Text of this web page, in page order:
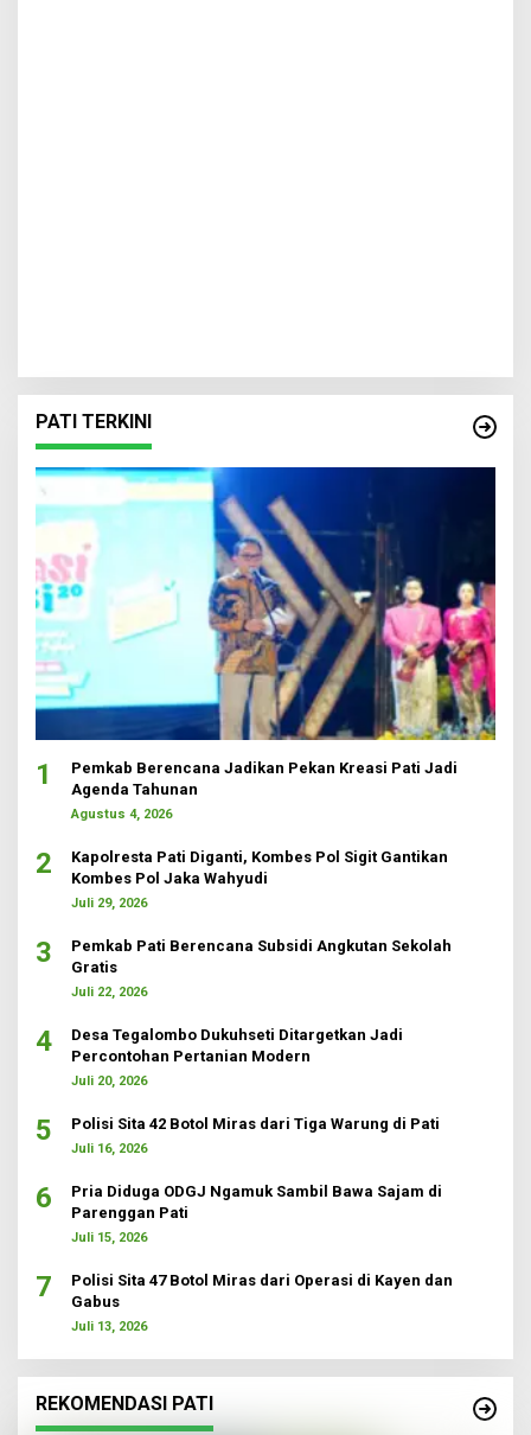
PATI TERKINI
1
Pemkab Berencana Jadikan Pekan Kreasi Pati Jadi
Agenda Tahunan
Agustus 4, 2026
2
Kapolresta Pati Diganti, Kombes Pol Sigit Gantikan
Kombes Pol Jaka Wahyudi
Juli 29, 2026
3
Pemkab Pati Berencana Subsidi Angkutan Sekolah
Gratis
Juli 22, 2026
4
Desa Tegalombo Dukuhseti Ditargetkan Jadi
Percontohan Pertanian Modern
Juli 20, 2026
5 Polisi Sita 42 Botol Miras dari Tiga Warung di Pati
Juli 16, 2026
6
Pria Diduga ODGJ Ngamuk Sambil Bawa Sajam di
Parenggan Pati
Juli 15, 2026
7
Polisi Sita 47 Botol Miras dari Operasi di Kayen dan
Gabus
Juli 13, 2026
REKOMENDASI PATI